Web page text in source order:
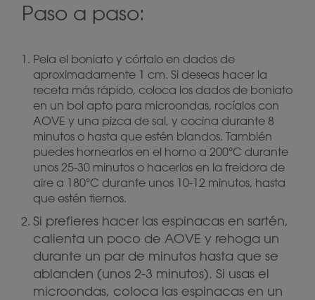
Paso a paso:
Pela el boniato y córtalo en dados de
aproximadamente 1 cm. Si deseas hacer la
receta más rápido, coloca los dados de boniato
en un bol apto para microondas, rocíalos con
AOVE y una pizca de sal, y cocina durante 8
minutos o hasta que estén blandos. También
puedes hornearlos en el horno a 200°C durante
unos 25-30 minutos o hacerlos en la freidora de
aire a 180°C durante unos 10-12 minutos, hasta
que estén tiernos.
Si prefieres hacer las espinacas en sartén,
calienta un poco de AOVE y rehoga un
durante un par de minutos hasta que se
ablanden (unos 2-3 minutos). Si usas el
microondas, coloca las espinacas en un